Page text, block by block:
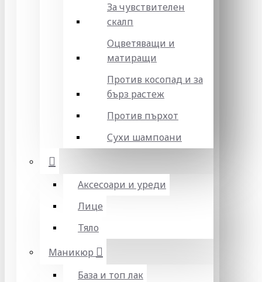
За чувствителен
скалп
Оцветяващи и
матиращи
Против косопад и за
бърз растеж
Против пърхот
Сухи шампоани
Аксесоари и уреди
Лице
Тяло
Маникюр
База и топ лак